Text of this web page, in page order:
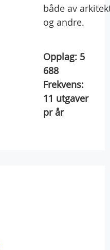
både av
og andre.
Opplag: 5
688
Frekvens:
11 utgaver
pr år